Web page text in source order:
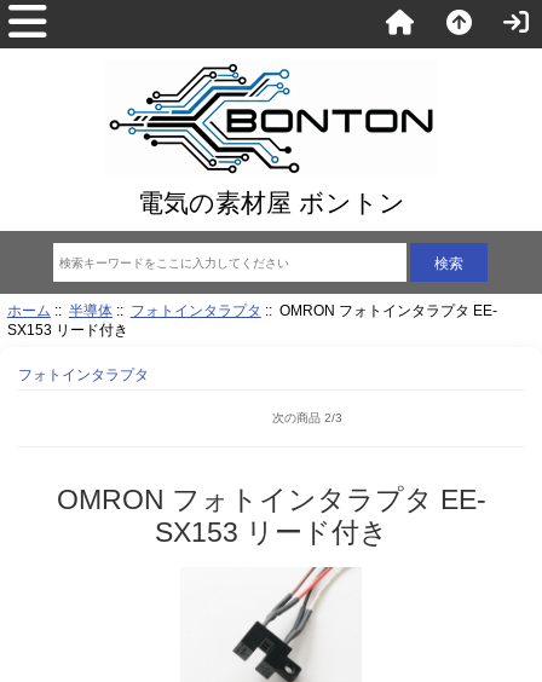
電気の素材屋 ボントン
ホーム :: 半導体:: フォトインタラプタ :: OMRON フォトインタラプタ EE-
SX153 リード付き
フォトインタラプタ
次の商品 2/3
OMRON フォトインタラプタ EE-
SX153 リード付き